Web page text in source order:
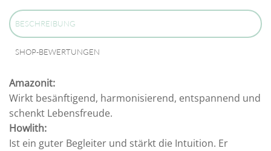
BESCHREIBUNG
SHOP-BEWERTUNGEN
Amazonit:
Wirkt besänftigend, harmonisierend, entspannend und
schenkt Lebensfreude.
Howlith:
Ist ein guter Begleiter und stärkt die Intuition. Er